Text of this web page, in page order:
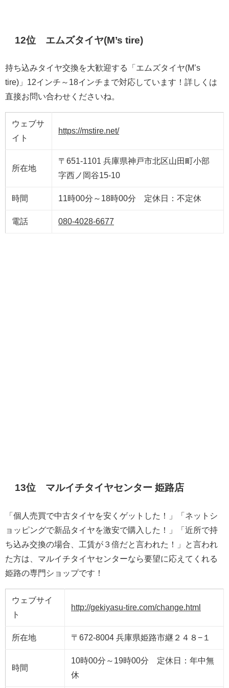
12位 エムズタイヤ(M’s tire)
持ち込みタイヤ交換を大歓迎する「エムズタイヤ(M’s
tire)」12インチ～18インチまで対応しています！詳しくは
直接お問い合わせくださいね。
ウェブサ
イト
https://mstire.net/
所在地
〒651-1101 兵庫県神戸市北区山田町小部
字西ノ岡谷15-10
時間 11時00分～18時00分 定休日：不定休
電話 080-4028-6677
13位 マルイチタイヤセンター 姫路店
「個人売買で中古タイヤを安くゲットした！」「ネットシ
ョッピングで新品タイヤを激安で購入した！」「近所で持
ち込み交換の場合、工賃が３倍だと言われた！」と言われ
た方は、マルイチタイヤセンターなら要望に応えてくれる
姫路の専門ショップです！
ウェブサイ
ト
http://gekiyasu-tire.com/change.html
所在地 〒672-8004 兵庫県姫路市継２４８−１
時間
10時00分～19時00分 定休日：年中無
休